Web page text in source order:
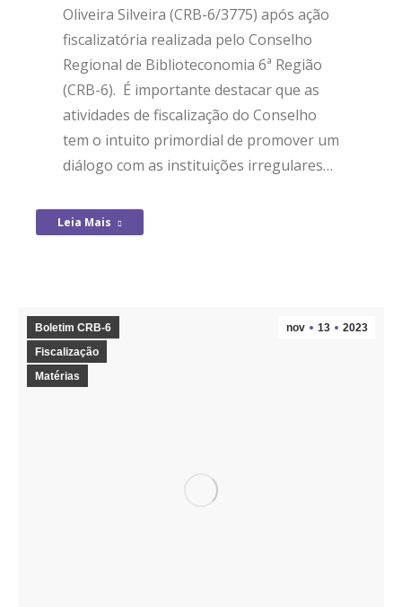
Oliveira Silveira (CRB-6/3775) após ação
fiscalizatória realizada pelo Conselho
Regional de Biblioteconomia 6ª Região
(CRB-6). É importante destacar que as
atividades de fiscalização do Conselho
tem o intuito primordial de promover um
diálogo com as instituições irregulares…
Leia Mais
nov 13 2023
Boletim CRB-6
Fiscalização
Matérias